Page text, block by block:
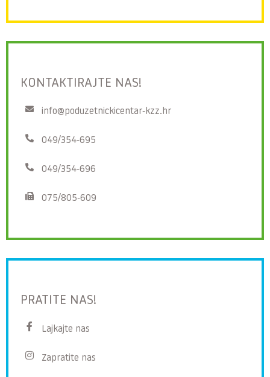
KONTAKTIRAJTE NAS!
info@poduzetnickicentar-kzz.hr
049/354-695
049/354-696
075/805-609
PRATITE NAS!
Lajkajte nas
Zapratite nas